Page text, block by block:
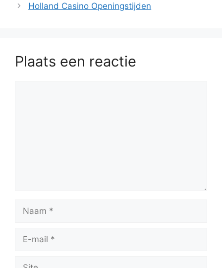
Holland Casino Openingstijden
Plaats een reactie
mail